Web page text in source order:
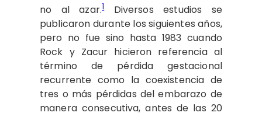
no al azar.1Diversos estudios se
publicaron durante los siguientes años,
pero no fue sino hasta 1983 cuando
Rock y Zacur hicieron referencia al
término de pérdida gestacional
recurrente como la coexistencia de
tres o más pérdidas del embarazo de
manera consecutiva, antes de las 20